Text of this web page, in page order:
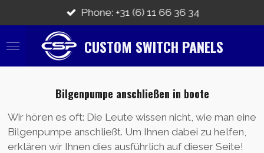
Hauptinhalt
springen
CUSTOM SWITCH PANELS
Phone: +31 (6) 11 66 36 34
Bilgenpumpe anschließen in boote
Wir hören es oft: Die Leute wissen nicht, wie man eine
Bilgenpumpe anschließt. Um Ihnen dabei zu helfen,
erklären wir Ihnen dies ausführlich auf dieser Seite!